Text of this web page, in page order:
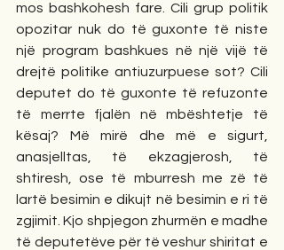
mos bashkohesh fare. Cili grup politik
opozitar nuk do të guxonte të niste
një program bashkues në një vijë të
drejtë politike antiuzurpuese sot? Cili
deputet do të guxonte të refuzonte
të merrte fjalën në mbështetje të
kësaj? Më mirë dhe më e sigurt,
anasjelltas, të ekzagjerosh, të
shtiresh, ose të mburresh me zë të
lartë besimin e dikujt në besimin e ri të
zgjimit. Kjo shpjegon zhurmën e madhe
të deputetëve për të veshur shiritat e